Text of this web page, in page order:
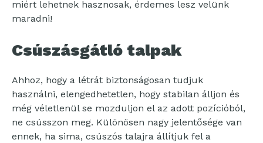
miért lehetnek hasznosak, érdemes lesz velünk
maradni!
Csúszásgátló talpak
Ahhoz, hogy a létrát biztonságosan tudjuk
használni, elengedhetetlen, hogy stabilan álljon és
még véletlenül se mozduljon el az adott pozícióból,
ne csússzon meg. Különösen nagy jelentősége van
ennek, ha sima, csúszós talajra állítjuk fel a